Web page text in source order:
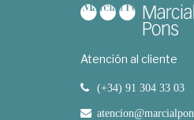
Atención al cliente
(+34) 91 304 33 03